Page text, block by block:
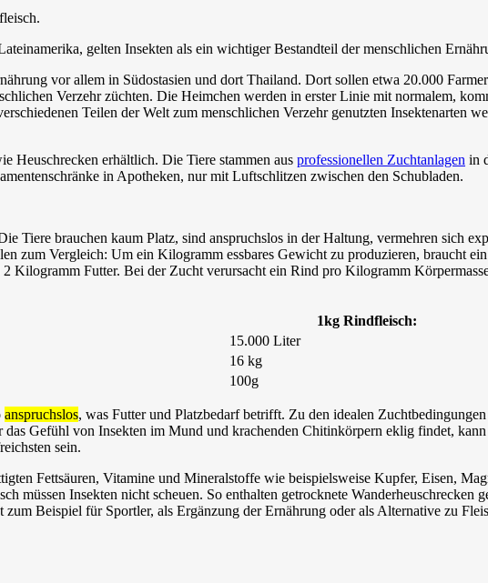
gelten Insekten als ein wichtiger Bestandteil der menschlichen
vor allem in Südostasien und dort Thailand. Dort sollen etwa 20.000
Verzehr züchten. Die Heimchen werden in erster Linie mit normalem,
Teilen der Welt zum menschlichen Verzehr genutzten Insektenarten
Heuschrecken erhältlich. Die Tiere stammen aus professionellen Zuchtanlagen in
in Apotheken, nur mit Luftschlitzen zwischen den Schubladen.
Tiere brauchen kaum Platz, sind anspruchslos in der Haltung, vermehren sich
zum Vergleich: Um ein Kilogramm essbares Gewicht zu produzieren, braucht
Kilogramm Futter. Bei der Zucht verursacht ein Rind pro Kilogramm
1kg Rindfleisch:
15.000 Liter
16 kg
100g
anspruchslos, was Futter und Platzbedarf betrifft. Zu den idealen
Gefühl von Insekten im Mund und krachenden Chitinkörpern eklig findet, kann
sein.
Fettsäuren, Vitamine und Mineralstoffe wie beispielsweise Kupfer, Eisen,
müssen Insekten nicht scheuen. So enthalten getrocknete
Beispiel für Sportler, als Ergänzung der Ernährung oder als Alternative zu